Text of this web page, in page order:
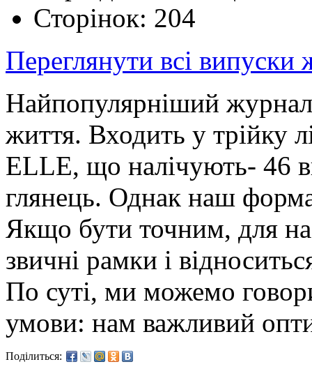
Сторінок: 204
Переглянути всі випуски
Найпопулярніший
життя. Входить у трійку
ELLE, що налічують- 46
глянець. Однак наш
Якщо бути точним, для
звичні рамки і
По суті, ми можемо
умови: нам важливий
Поділиться: